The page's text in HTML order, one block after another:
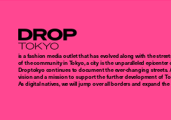
Droptokyo
is a fashion media outlet that has evolved along with the
of the community in Tokyo, a city is the unparalleled
Droptokyo continues to document the ever-changing streets.
vision and a mission to support the further development of
As digital natives, we will jump over all borders and expand